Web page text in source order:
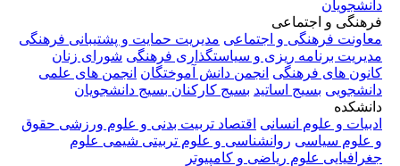
دانشجویان
فرهنگی و اجتماعی
معاونت فرهنگی و اجتماعی مدیریت حمایت و پشتیبانی فرهنگی
مدیریت برنامه ریزی و سیاستگذاری فرهنگی شورای زنان
کانون های فرهنگی انجمن دانش آموختگان انجمن های علمی
دانشجویی بسیج اساتید بسیج کارکنان بسیج دانشجویان
دانشکده
ادبیات و علوم انسانی اقتصاد تربیت بدنی و علوم ورزشی حقوق
و علوم سیاسی روانشناسی و علوم تربیتی شیمی علوم
جغرافیایی علوم ریاضی و کامپیوتر